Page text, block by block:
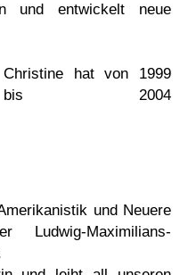
und entwickelt neue
Christine hat von 1999
bis 2004
und Neuere
Maximilians-